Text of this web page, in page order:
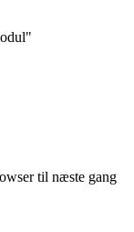
til næste gang